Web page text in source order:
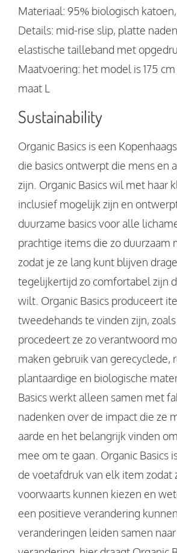
Materiaal: 95% biologisch
Details: mid-rise slip, platte
elastische tailleband met
Maatvoering: het model is 175
maat L
Sustainability
Organic Basics is een
die basics ontwerpt die mens en
zijn. Organic Basics wil met haar
inclusief mogelijk zijn en
duurzame basics voor alle
prachtige items die zo duurzaam
zodat je ze lang kunt blijven
tegelijkertijd zo comfortabel zijn
wilt. Organic Basics produceert
tweedehands te vinden zijn,
procedeert ze zo verantwoord
maken gebruik van gerecyclede,
plantaardige en biologische
Basics werkt alleen samen met
nadenken over de impact die ze
aarde en het belangrijk vinden
mee om te gaan. Organic Basics
de voetafdruk van elk item zodat
voorwaarts kunnen kiezen en
een positieve verandering
veranderingen leiden samen